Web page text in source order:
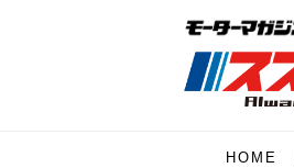
HOME